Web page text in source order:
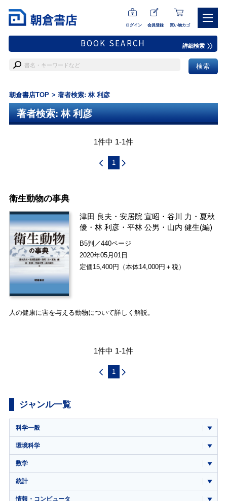
ログイン 会員登録 買い物カゴ
BOOK SEARCH 詳細検索
朝倉書店TOP 著者検索: 林 利彦
著者検索: 林 利彦
1件中 1-1件
1
衛生動物の事典
津田 良夫 ・安居院 宣昭 ・谷川 力 ・ 夏秋
優 ・林 利彦 ・平林 公男 ・ 山内 健生(編)
B5判／440ページ
2020年05月01日
定価15,400円（本体14,000円＋税）
人の健康に害を与える動物について詳しく解説。
1件中 1-1件
1
ジャンル一覧
科学一般
環境科学
数学
統計
情報・コンピュータ